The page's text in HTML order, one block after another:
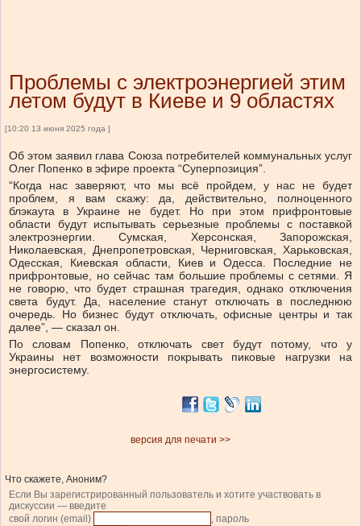
Проблемы с электроэнергией этим
летом будут в Киеве и 9 областях
[10:20 13 июня 2025 года ]
Об этом заявил глава Союза потребителей коммунальных услуг
Олег Попенко в эфире проекта “Суперпозиция”.
“Когда нас заверяют, что мы всё пройдем, у нас не будет
проблем, я вам скажу: да, действительно, полноценного
блэкаута в Украине не будет. Но при этом прифронтовые
области будут испытывать серьезные проблемы с поставкой
электроэнергии. Сумская, Херсонская, Запорожская,
Николаевская, Днепропетровская, Черниговская, Харьковская,
Одесская, Киевская области, Киев и Одесса. Последние не
прифронтовые, но сейчас там большие проблемы с сетями. Я
не говорю, что будет страшная трагедия, однако отключения
света будут. Да, население станут отключать в последнюю
очередь. Но бизнес будут отключать, офисные центры и так
далее”, — сказал он.
По словам Попенко, отключать свет будут потому, что у
Украины нет возможности покрывать пиковые нагрузки на
энергосистему.
версия для печати >>
Что скажете, Аноним?
Если Вы зарегистрированный пользователь и хотите участвовать в
дискуссии — введите
свой логин (email)
, пароль